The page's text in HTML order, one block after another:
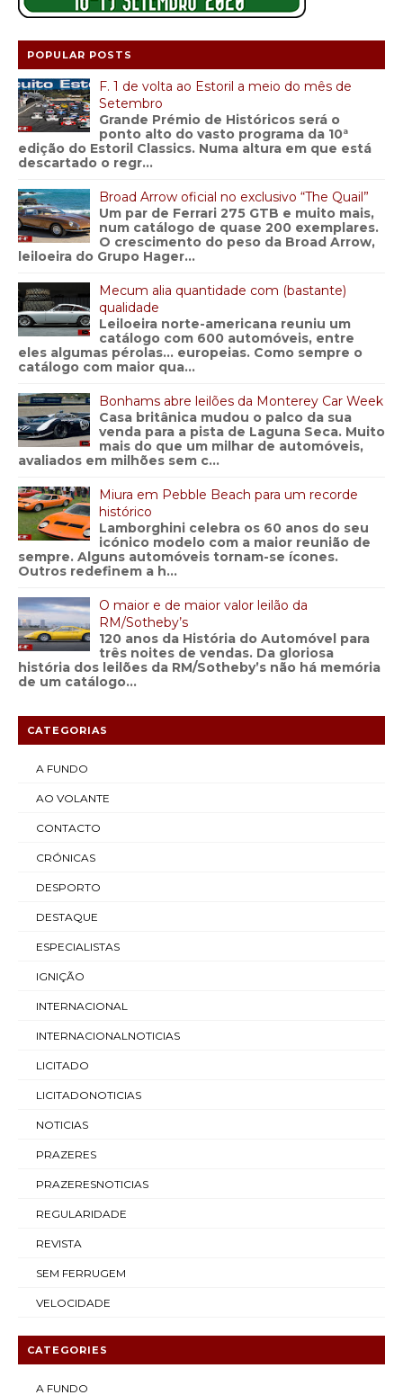
POPULAR POSTS
F. 1 de volta ao Estoril a meio do mês de
Setembro
Grande Prémio de Históricos será o
ponto alto do vasto programa da 10ª
edição do Estoril Classics. Numa altura em que está
descartado o regr...
Broad Arrow oficial no exclusivo “The Quail”
Um par de Ferrari 275 GTB e muito mais,
num catálogo de quase 200 exemplares.
O crescimento do peso da Broad Arrow,
leiloeira do Grupo Hager...
Mecum alia quantidade com (bastante)
qualidade
Leiloeira norte-americana reuniu um
catálogo com 600 automóveis, entre
eles algumas pérolas… europeias. Como sempre o
catálogo com maior qua...
Bonhams abre leilões da Monterey Car Week
Casa britânica mudou o palco da sua
venda para a pista de Laguna Seca. Muito
mais do que um milhar de automóveis,
avaliados em milhões sem c...
Miura em Pebble Beach para um recorde
histórico
Lamborghini celebra os 60 anos do seu
icónico modelo com a maior reunião de
sempre. Alguns automóveis tornam-se ícones.
Outros redefinem a h...
O maior e de maior valor leilão da
RM/Sotheby’s
120 anos da História do Automóvel para
três noites de vendas. Da gloriosa
história dos leilões da RM/Sotheby’s não há memória
de um catálogo...
CATEGORIAS
A FUNDO
AO VOLANTE
CONTACTO
CRÓNICAS
DESPORTO
DESTAQUE
ESPECIALISTAS
IGNIÇÃO
INTERNACIONAL
INTERNACIONALNOTICIAS
LICITADO
LICITADONOTICIAS
NOTICIAS
PRAZERES
PRAZERESNOTICIAS
REGULARIDADE
REVISTA
SEM FERRUGEM
VELOCIDADE
CATEGORIES
A FUNDO